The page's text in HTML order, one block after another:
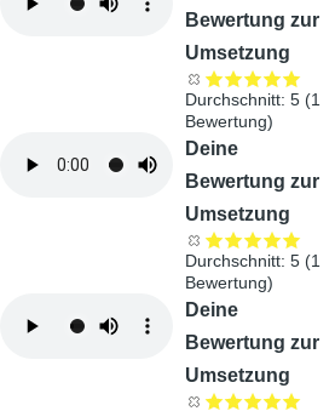
Bewertung zur
Umsetzung
Durchschnitt:5 (1
Bewertung)
Deine
Bewertung zur
Umsetzung
Durchschnitt:5 (1
Bewertung)
Deine
Bewertung zur
Umsetzung